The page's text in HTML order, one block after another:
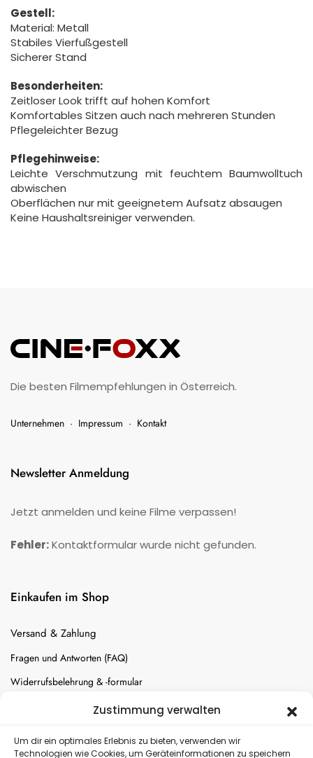
Zustimmung verwalten
Um dir ein optimales Erlebnis zu bieten, verwenden wir
Technologien wie Cookies, um Geräteinformationen zu speichern
Gestell:
Material: Metall
Stabiles Vierfußgestell
Sicherer Stand
Besonderheiten:
Zeitloser Look trifft auf hohen Komfort
Komfortables Sitzen auch nach mehreren Stunden
Pflegeleichter Bezug
Pflegehinweise:
Leichte Verschmutzung mit feuchtem Baumwolltuch
abwischen
Oberflächen nur mit geeignetem Aufsatz absaugen
Keine Haushaltsreiniger verwenden.
Die besten Filmempfehlungen in Österreich.
Unternehmen · Impressum · Kontakt
Newsletter Anmeldung
Jetzt anmelden und keine Filme verpassen!
Fehler:Kontaktformular wurde nicht gefunden.
Einkaufen im Shop
Versand & Zahlung
Fragen und Antworten (FAQ)
Widerrufsbelehrung & -formular
Batterien-Entsorgung